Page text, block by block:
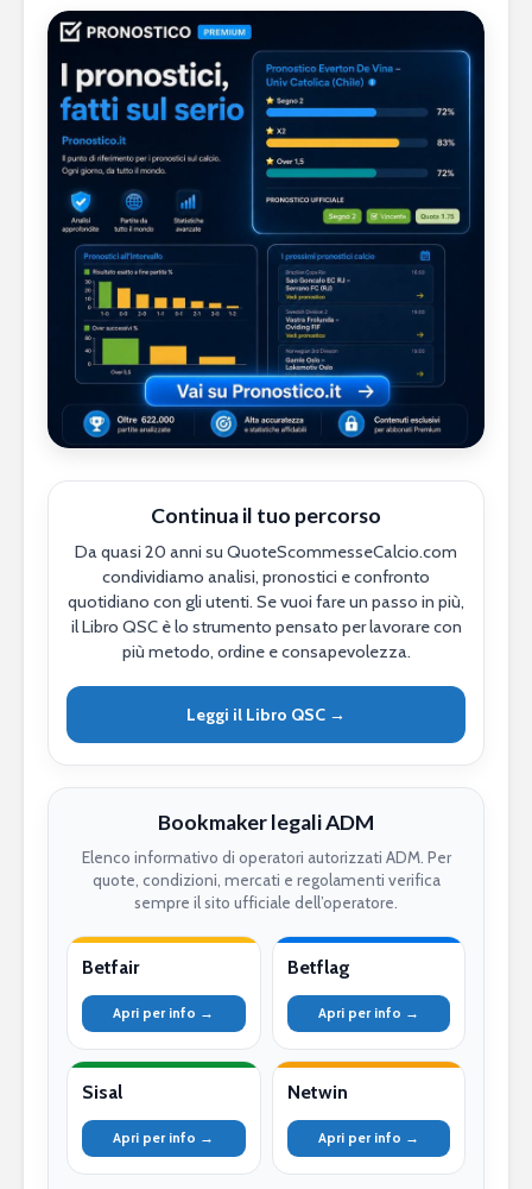
Continua il tuo percorso
Da quasi 20 anni su QuoteScommesseCalcio.com
condividiamo analisi, pronostici e confronto
quotidiano con gli utenti. Se vuoi fare un passo in più,
il Libro QSC è lo strumento pensato per lavorare con
più metodo, ordine e consapevolezza.
Leggi il Libro QSC →
Bookmaker legali ADM
Elenco informativo di operatori autorizzati ADM. Per
quote, condizioni, mercati e regolamenti verifica
sempre il sito ufficiale dell’operatore.
Betfair
Apri per info →
Betflag
Apri per info →
Sisal
Apri per info →
Netwin
Apri per info →